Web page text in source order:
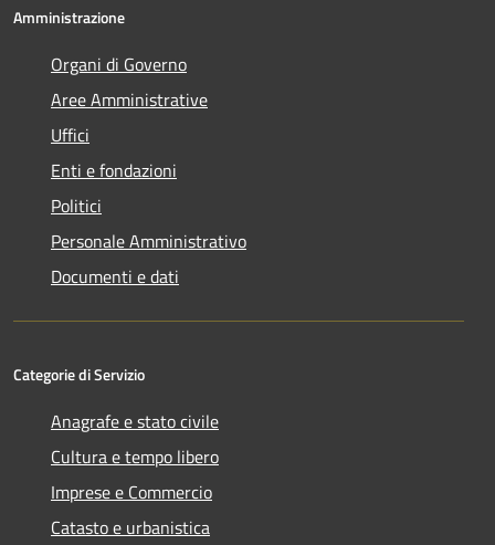
Amministrazione
Organi di Governo
Aree Amministrative
Uffici
Enti e fondazioni
Politici
Personale Amministrativo
Documenti e dati
Categorie di Servizio
Anagrafe e stato civile
Cultura e tempo libero
Imprese e Commercio
Catasto e urbanistica